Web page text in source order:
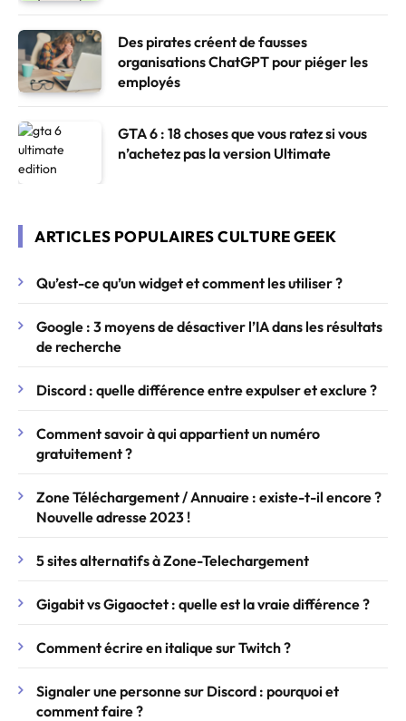
Des pirates créent de fausses
organisations ChatGPT pour piéger les
employés
GTA 6 : 18 choses que vous ratez si vous
n’achetez pas la version Ultimate
ARTICLES POPULAIRES CULTURE GEEK
Qu’est-ce qu’un widget et comment les utiliser ?
Google : 3 moyens de désactiver l’IA dans les résultats
de recherche
Discord : quelle différence entre expulser et exclure ?
Comment savoir à qui appartient un numéro
gratuitement ?
Zone Téléchargement / Annuaire : existe-t-il encore ?
Nouvelle adresse 2023 !
5 sites alternatifs à Zone-Telechargement
Gigabit vs Gigaoctet : quelle est la vraie différence ?
Comment écrire en italique sur Twitch ?
Signaler une personne sur Discord : pourquoi et
comment faire ?